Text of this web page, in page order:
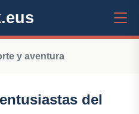
y aventura
del